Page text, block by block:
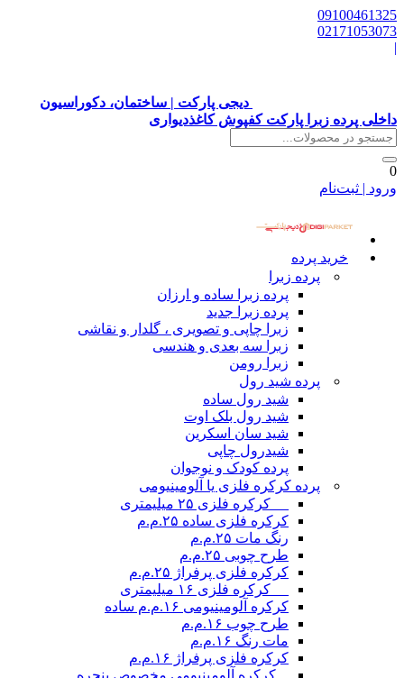
09100461325
02171053073
|
دیجی پارکت | ساختمان، دکوراسیون
داخلی پرده زبرا پارکت کفپوش کاغذدیواری
0
ورود | ثبت‌نام
خرید پرده
پرده زبرا
پرده زبرا ساده و ارزان
پرده زبرا جدید
زبرا چاپی و تصویری ، گلدار و نقاشی
زبرا سه بعدی و هندسی
زبرا رومن
پرده شید رول
شید رول ساده
شید رول بلک اوت
شید سان اسکرین
شیدرول چاپی
پرده کودک و نوجوان
پرده کرکره فلزی یا آلومینیومی
__ کرکره فلزی ۲۵ میلیمتری
کرکره فلزی ساده ۲۵.م.م
رنگ مات ۲۵.م.م
طرح چوبی ۲۵.م.م
کرکره فلزی پرفراژ ۲۵.م.م
__ کرکره فلزی ۱۶ میلیمتری
کرکره آلومینیومی ۱۶.م.م ساده
طرح چوب ۱۶.م.م
مات رنگ ۱۶.م.م
کرکره فلزی پرفراژ ۱۶.م.م
ــ کرکره آلومینیومی مخصوص پنجره